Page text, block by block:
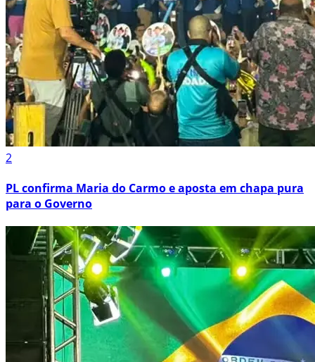
2
PL confirma Maria do Carmo e aposta em chapa pura
para o Governo